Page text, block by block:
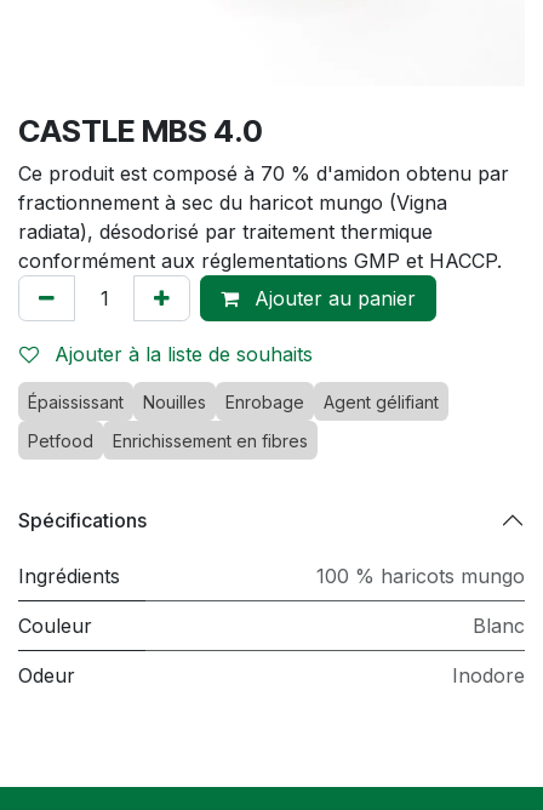
CASTLE MBS 4.0
Ce produit est composé à 70 % d'amidon obtenu par
fractionnement à sec du haricot mungo (Vigna
radiata), désodorisé par traitement thermique
conformément aux réglementations GMP et HACCP.
Ajouter au panier
Ajouter à la liste de souhaits
Épaississant Nouilles Enrobage
Agent gélifiant
Petfood
Enrichissement en fibres
Spécifications
Ingrédients 100 % haricots mungo
Couleur Blanc
Odeur Inodore